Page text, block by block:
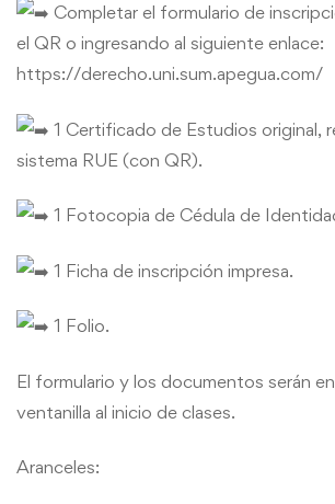
Completar el formulario de
el QR o ingresando al siguiente enlace:
https://derecho.uni.sum.apegua.com/
1 Certificado de Estudios original,
sistema RUE (con QR).
1 Fotocopia de Cédula de
1 Ficha de inscripción impresa.
1 Folio.
El formulario y los documentos serán
ventanilla al inicio de clases.
Aranceles: